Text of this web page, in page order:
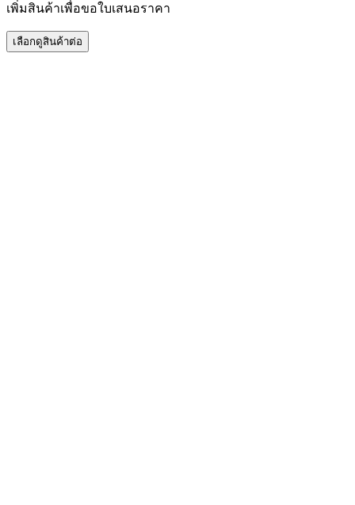
เพิ่มสินค้าเพื่อขอใบเสนอราคา
เลือกดูสินค้าต่อ